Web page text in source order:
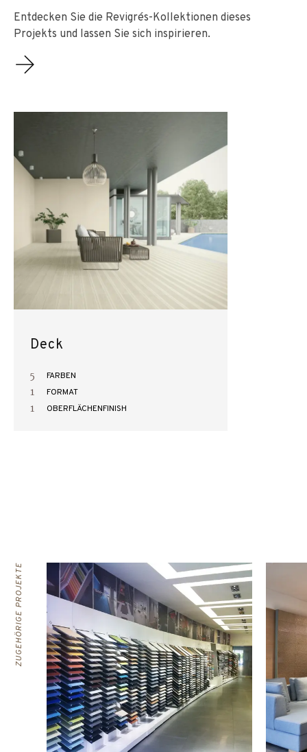
Entdecken Sie die Revigrés-Kollektionen dieses
Projekts und lassen Sie sich inspirieren.
Deck
5 FARBEN
1 FORMAT
1 OBERFLÄCHENFINISH
ZUGEHÖRIGE PROJEKTE